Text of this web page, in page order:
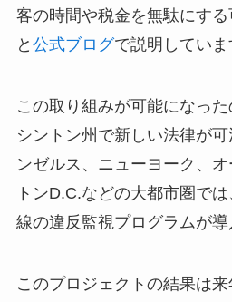
客の時間や税金を無駄にする
と 公式ブログで説明していま
この取り組みが可能になっ
シントン州で新しい法律が
ンゼルス、ニューヨーク、
トンD.C.などの大都市圏で
線の違反監視プログラムが導
このプロジェクトの結果は